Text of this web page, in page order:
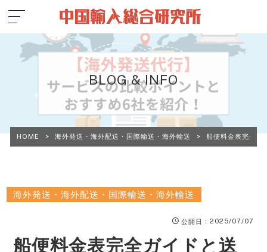
BLOG & INFO
HOME > 海外発送・海外配送・国際輸送・海外輸送 > 船便料金表完全ガ
海外発送・海外配送・国際輸送・海外輸送
公開日 ：2025/07/07
船便料金表完全ガイドと送